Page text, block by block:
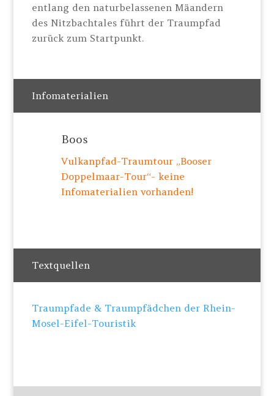
entlang den naturbelassenen Mäandern
des Nitzbachtales führt der Traumpfad
zurück zum Startpunkt.
Infomaterialien
Boos
Vulkanpfad-Traumtour „Booser
Doppelmaar-Tour“- keine
Infomaterialien vorhanden!
Textquellen
Traumpfade & Traumpfädchen der Rhein-
Mosel-Eifel-Touristik